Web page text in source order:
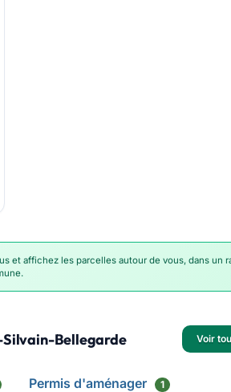
et affichez les parcelles autour de vous, dans un
Silvain-Bellegarde Voir
Permis d'aménager 1